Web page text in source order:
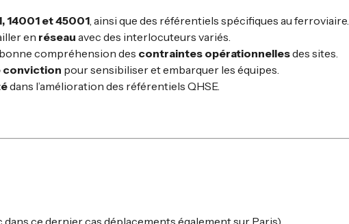
14001 et 45001, ainsi que des référentiels spécifiques au ferroviaire.
en réseau avec des interlocuteurs variés.
compréhension des contraintes opérationnellesdes sites.
conviction pour sensibiliser et embarquer les équipes.
dans l’amélioration des référentiels QHSE.
dans ce dernier cas déplacements également sur Paris)